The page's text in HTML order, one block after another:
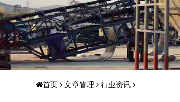
首页 文章管理 行业资讯